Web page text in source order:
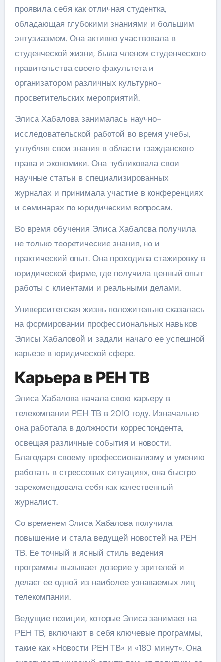
проявила себя как отличная студентка,
обладающая глубокими знаниями и большим
энтузиазмом. Она активно участвовала в
студенческой жизни, была членом студенческого
правительства своего факультета и
организатором различных культурно-
просветительских мероприятий.
Элиса Хабалова занималась научно-
исследовательской работой во время учебы,
углубляя свои знания в области гражданского
права и экономики. Она публиковала свои
научные статьи в специализированных
журналах и принимала участие в конференциях
и семинарах по юридическим вопросам.
Во время обучения Элиса Хабалова получила
не только теоретические знания, но и
практический опыт. Она проходила стажировку в
юридической фирме, где получила ценный опыт
работы с клиентами и реальными делами.
Университетская жизнь положительно сказалась
на формировании профессиональных навыков
Элисы Хабаловой и задали начало ее успешной
карьере в юридической сфере.
Карьера в РЕН ТВ
Элиса Хабалова начала свою карьеру в
телекомпании РЕН ТВ в 2010 году. Изначально
она работала в должности корреспондента,
освещая различные события и новости.
Благодаря своему профессионализму и умению
работать в стрессовых ситуациях, она быстро
зарекомендовала себя как качественный
журналист.
Со временем Элиса Хабалова получила
повышение и стала ведущей новостей на РЕН
ТВ. Ее точный и ясный стиль ведения
программы вызывает доверие у зрителей и
делает ее одной из наиболее узнаваемых лиц
телекомпании.
Ведущие позиции, которые Элиса занимает на
РЕН ТВ, включают в себя ключевые программы,
такие как «Новости РЕН ТВ» и «180 минут». Она